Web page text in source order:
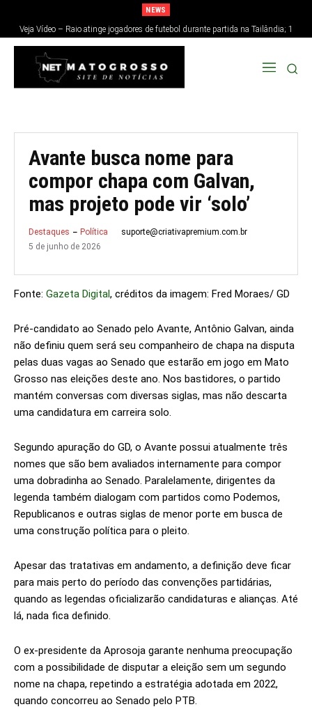
NEWS
Veja Vídeo – Raio atinge jogadores de futebol durante partida na Tailândia; 1
morre e 12 ficam feridos
Avante busca nome para
compor chapa com Galvan,
mas projeto pode vir ‘solo’
Destaques Política
suporte@criativapremium.com.br
5 de junho de 2026
Fonte: Gazeta Digital, créditos da imagem: Fred Moraes/ GD
Pré-candidato ao Senado pelo Avante, Antônio Galvan, ainda
não definiu quem será seu companheiro de chapa na disputa
pelas duas vagas ao Senado que estarão em jogo em Mato
Grosso nas eleições deste ano. Nos bastidores, o partido
mantém conversas com diversas siglas, mas não descarta
uma candidatura em carreira solo.
Segundo apuração do GD, o Avante possui atualmente três
nomes que são bem avaliados internamente para compor
uma dobradinha ao Senado. Paralelamente, dirigentes da
legenda também dialogam com partidos como Podemos,
Republicanos e outras siglas de menor porte em busca de
uma construção política para o pleito.
Apesar das tratativas em andamento, a definição deve ficar
para mais perto do período das convenções partidárias,
quando as legendas oficializarão candidaturas e alianças. Até
lá, nada fica definido.
O ex-presidente da Aprosoja garante nenhuma preocupação
com a possibilidade de disputar a eleição sem um segundo
nome na chapa, repetindo a estratégia adotada em 2022,
quando concorreu ao Senado pelo PTB.